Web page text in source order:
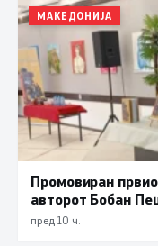
МАКЕДОНИЈА
Промовиран
авторот Бобан
пред 10 ч.